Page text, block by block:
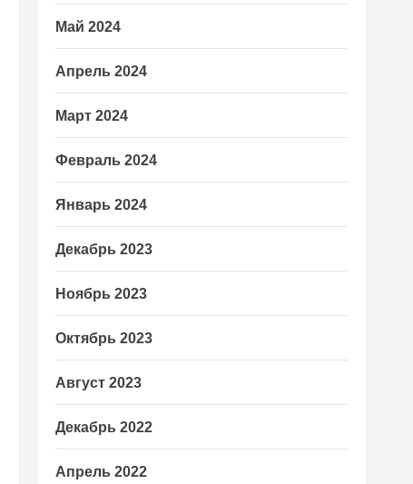
Май 2024
Апрель 2024
Март 2024
Февраль 2024
Январь 2024
Декабрь 2023
Ноябрь 2023
Октябрь 2023
Август 2023
Декабрь 2022
Апрель 2022